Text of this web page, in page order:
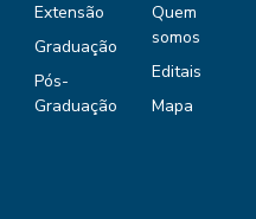
Extensão
Graduação
Pós-
Graduação
Quem
somos
Editais
Mapa